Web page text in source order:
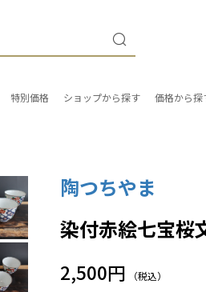
特別価格 ショップから探す 価格から探
陶つちやま
染付赤絵七宝桜
2,500円 （税込）